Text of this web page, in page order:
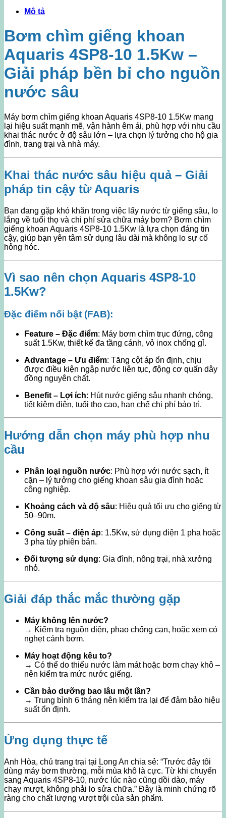
Mô tả
Bơm chìm giếng khoan
Aquaris 4SP8-10 1.5Kw –
Giải pháp bền bỉ cho nguồn
nước sâu
Máy bơm chìm giếng khoan Aquaris 4SP8-10 1.5Kw mang
lại hiệu suất mạnh mẽ, vận hành êm ái, phù hợp với nhu cầu
khai thác nước ở độ sâu lớn – lựa chọn lý tưởng cho hộ gia
đình, trang trại và nhà máy.
Khai thác nước sâu hiệu quả – Giải
pháp tin cậy từ Aquaris
Bạn đang gặp khó khăn trong việc lấy nước từ giếng sâu, lo
lắng về tuổi thọ và chi phí sửa chữa máy bơm? Bơm chìm
giếng khoan Aquaris 4SP8-10 1.5Kw là lựa chọn đáng tin
cậy, giúp bạn yên tâm sử dụng lâu dài mà không lo sự cố
hỏng hóc.
Vì sao nên chọn Aquaris 4SP8-10
1.5Kw?
Đặc điểm nổi bật (FAB):
Feature – Đặc điểm: Máy bơm chìm trục đứng, công
suất 1.5Kw, thiết kế đa tầng cánh, vỏ inox chống gỉ.
Advantage – Ưu điểm: Tăng cột áp ổn định, chịu
được điều kiện ngập nước liên tục, động cơ quấn dây
đồng nguyên chất.
Benefit – Lợi ích: Hút nước giếng sâu nhanh chóng,
tiết kiệm điện, tuổi thọ cao, hạn chế chi phí bảo trì.
Hướng dẫn chọn máy phù hợp nhu
cầu
Phân loại nguồn nước: Phù hợp với nước sạch, ít
cặn – lý tưởng cho giếng khoan sâu gia đình hoặc
công nghiệp.
Khoảng cách và độ sâu: Hiệu quả tối ưu cho giếng từ
50–90m.
Công suất – điện áp: 1.5Kw, sử dụng điện 1 pha hoặc
3 pha tùy phiên bản.
Đối tượng sử dụng: Gia đình, nông trại, nhà xưởng
nhỏ.
Giải đáp thắc mắc thường gặp
Máy không lên nước?
→ Kiểm tra nguồn điện, phao chống cạn, hoặc xem có
nghẹt cánh bơm.
Máy hoạt động kêu to?
→ Có thể do thiếu nước làm mát hoặc bơm chạy khô –
nên kiểm tra mức nước giếng.
Cần bảo dưỡng bao lâu một lần?
→ Trung bình 6 tháng nên kiểm tra lại để đảm bảo hiệu
suất ổn định.
Ứng dụng thực tế
Anh Hòa, chủ trang trại tại Long An chia sẻ: “Trước đây tôi
dùng máy bơm thường, mỗi mùa khô là cực. Từ khi chuyển
sang Aquaris 4SP8-10, nước lúc nào cũng dồi dào, máy
chạy mượt, không phải lo sửa chữa.” Đây là minh chứng rõ
ràng cho chất lượng vượt trội của sản phẩm.